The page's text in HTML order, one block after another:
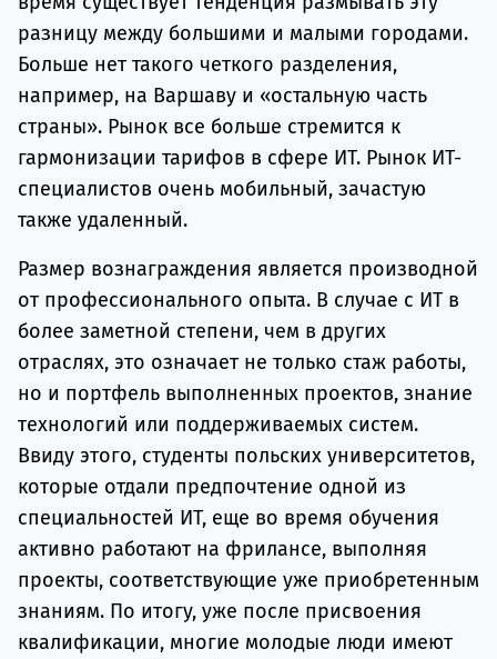
разницу между большими и малыми городами.
Больше нет такого четкого разделения,
например, на Варшаву и «остальную часть
страны». Рынок все больше стремится к
гармонизации тарифов в сфере ИТ. Рынок ИТ-
специалистов очень мобильный, зачастую
также удаленный.
Размер вознаграждения является производной
от профессионального опыта. В случае с ИТ в
более заметной степени, чем в других
отраслях, это означает не только стаж работы,
но и портфель выполненных проектов, знание
технологий или поддерживаемых систем.
Ввиду этого, студенты польских университетов,
которые отдали предпочтение одной из
специальностей ИТ, еще во время обучения
активно работают на фрилансе, выполняя
проекты, соответствующие уже приобретенным
знаниям. По итогу, уже после присвоения
квалификации, многие молодые люди имеют